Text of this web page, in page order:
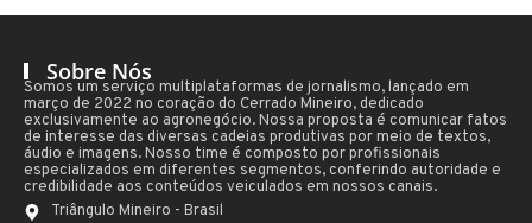
Sobre Nós
Somos um serviço multiplataformas de jornalismo, lançado em
março de 2022 no coração do Cerrado Mineiro, dedicado
exclusivamente ao agronegócio. Nossa proposta é comunicar fatos
de interesse das diversas cadeias produtivas por meio de textos,
áudio e imagens. Nosso time é composto por profissionais
especializados em diferentes segmentos, conferindo autoridade e
credibilidade aos conteúdos veiculados em nossos canais.
Triângulo Mineiro - Brasil